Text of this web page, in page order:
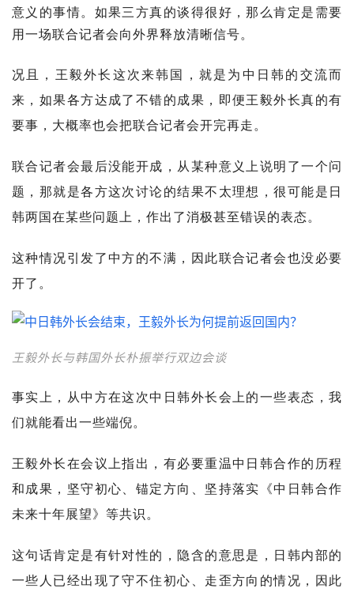
意义的事情。如果三方真的谈得很好，那么肯定是需要
用一场联合记者会向外界释放清晰信号。
况且，王毅外长这次来韩国，就是为中日韩的交流而
来，如果各方达成了不错的成果，即便王毅外长真的有
要事，大概率也会把联合记者会开完再走。
联合记者会最后没能开成，从某种意义上说明了一个问
题，那就是各方这次讨论的结果不太理想，很可能是日
韩两国在某些问题上，作出了消极甚至错误的表态。
这种情况引发了中方的不满，因此联合记者会也没必要
开了。
王毅外长与韩国外长朴振举行双边会谈
事实上，从中方在这次中日韩外长会上的一些表态，我
们就能看出一些端倪。
王毅外长在会议上指出，有必要重温中日韩合作的历程
和成果，坚守初心、锚定方向、坚持落实《中日韩合作
未来十年展望》等共识。
这句话肯定是有针对性的，隐含的意思是，日韩内部的
一些人已经出现了守不住初心、走歪方向的情况，因此